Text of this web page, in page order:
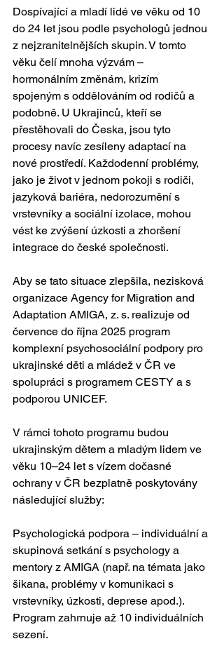
Dospívající a mladí lidé ve věku od 10
do 24 let jsou podle psychologů jednou
z nejzranitelnějších skupin. V tomto
věku čelí mnoha výzvám –
hormonálním změnám, krizím
spojeným s oddělováním od rodičů a
podobně. U Ukrajinců, kteří se
přestěhovali do Česka, jsou tyto
procesy navíc zesíleny adaptací na
nové prostředí. Každodenní problémy,
jako je život v jednom pokoji s rodiči,
jazyková bariéra, nedorozumění s
vrstevníky a sociální izolace, mohou
vést ke zvýšení úzkosti a zhoršení
integrace do české společnosti.
Aby se tato situace zlepšila, nezisková
organizace Agency for Migration and
Adaptation AMIGA, z. s. realizuje od
července do října 2025 program
komplexní psychosociální podpory pro
ukrajinské děti a mládež v ČR ve
spolupráci s programem CESTY a s
podporou UNICEF.
V rámci tohoto programu budou
ukrajinským dětem a mladým lidem ve
věku 10–24 let s vízem dočasné
ochrany v ČR bezplatně poskytovány
následující služby:
Psychologická podpora – individuální a
skupinová setkání s psychology a
mentory z AMIGA (např. na témata jako
šikana, problémy v komunikaci s
vrstevníky, úzkosti, deprese apod.).
Program zahrnuje až 10 individuálních
sezení.